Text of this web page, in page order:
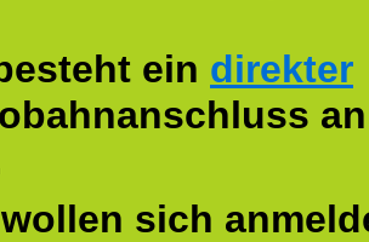
ein direkter
sich